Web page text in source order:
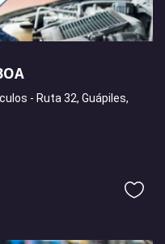
- Ruta 32, Guápiles,